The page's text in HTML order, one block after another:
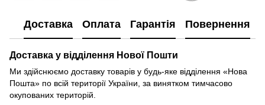
Доставка Оплата Гарантія Повернення
Доставка у відділення Нової Пошти
Ми здійснюємо доставку товарів у будь-яке відділення «Нова
Пошта» по всій території України, за винятком тимчасово
окупованих територій.